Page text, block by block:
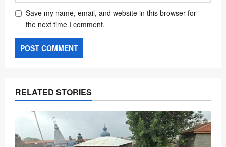
Save my name, email, and website in this browser for
the next time I comment.
RELATED STORIES